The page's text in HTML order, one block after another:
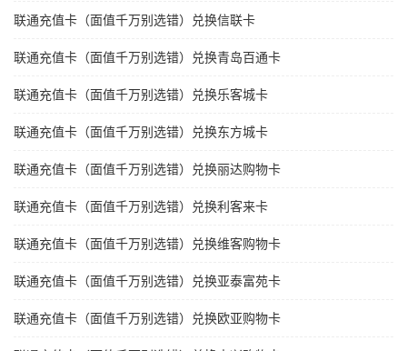
联通充值卡（面值千万别选错）兑换信联卡
联通充值卡（面值千万别选错）兑换青岛百通卡
联通充值卡（面值千万别选错）兑换乐客城卡
联通充值卡（面值千万别选错）兑换东方城卡
联通充值卡（面值千万别选错）兑换丽达购物卡
联通充值卡（面值千万别选错）兑换利客来卡
联通充值卡（面值千万别选错）兑换维客购物卡
联通充值卡（面值千万别选错）兑换亚泰富苑卡
联通充值卡（面值千万别选错）兑换欧亚购物卡